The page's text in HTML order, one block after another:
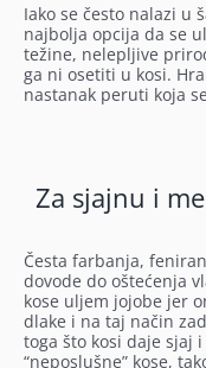
Iako se često nalazi u
najbolja opcija da se
težine, nelepljive
ga ni osetiti u kosi.
nastanak peruti koja
Za sjajnu i
Česta farbanja,
dovode do oštećenja
kose uljem jojobe jer
dlake i na taj način
toga što kosi daje sjaj
“neposlušne” kose,